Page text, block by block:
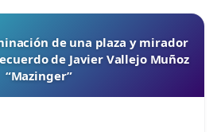
de una plaza y mirador
de Javier Vallejo Muñoz
“Mazinger”